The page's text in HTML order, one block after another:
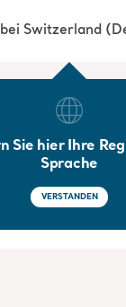
bei Switzerland
Sie hier Ihre
Sprache
VERSTANDEN